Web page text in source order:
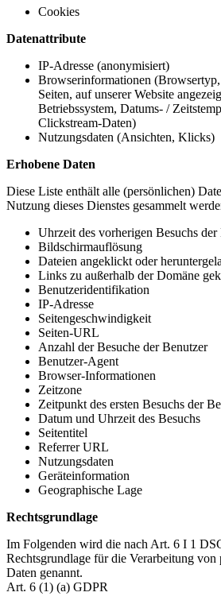
Cookies
Datenattribute
IP-Adresse (anonymisiert)
Browserinformationen
Seiten, auf unserer Website
Betriebssystem, Datums- /
Clickstream-Daten)
Nutzungsdaten (Ansichten, Klicks)
Erhobene Daten
Diese Liste enthält alle (persönlichen)
Nutzung dieses Dienstes gesammelt
Uhrzeit des vorherigen Besuchs der
Bildschirmauflösung
Dateien angeklickt oder
Links zu außerhalb der Domäne
Benutzeridentifikation
IP-Adresse
Seitengeschwindigkeit
Seiten-URL
Anzahl der Besuche der Benutzer
Benutzer-Agent
Browser-Informationen
Zeitzone
Zeitpunkt des ersten Besuchs der
Datum und Uhrzeit des Besuchs
Seitentitel
Referrer URL
Nutzungsdaten
Geräteinformation
Geographische Lage
Rechtsgrundlage
Im Folgenden wird die nach Art. 6 I 1
Rechtsgrundlage für die Verarbeitung von
Daten genannt.
Art. 6 (1) (a) GDPR